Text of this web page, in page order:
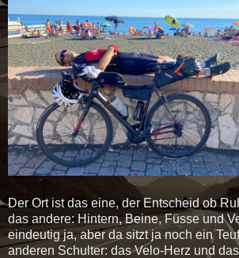
Der Ort ist das eine, der Entscheid ob
das andere: Hintern, Beine, Füsse und
eindeutig ja, aber da sitzt ja noch ein
anderen Schulter: das Velo-Herz und